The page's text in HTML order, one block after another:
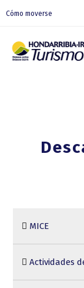
Cómo moverse
MICE
Actividades